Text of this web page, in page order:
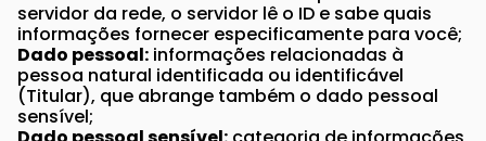
servidor da rede, o servidor lê o ID e sabe quais
informações fornecer especificamente para você;
Dado pessoal: informações relacionadas à
pessoa natural identificada ou identificável
(Titular), que abrange também o dado pessoal
sensível;